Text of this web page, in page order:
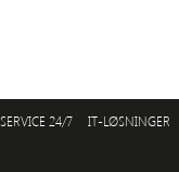
SERVICE 24/7 IT-LØSNINGER